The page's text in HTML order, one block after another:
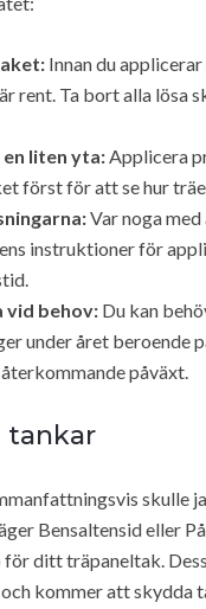
Innan du
rent. Ta bort alla lösa
en liten yta:Applicera
först för att se hur
Var noga
instruktioner för
vid behov: Du kan
under året beroende
påväxt.
tankar
skulle
Bensaltensid eller
ditt träpaneltak.
kommer att skydda